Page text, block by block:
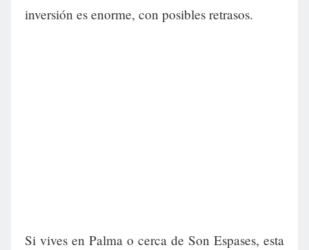
inversión es enorme, con posibles retrasos.
Si vives en Palma o cerca de Son Espases, esta